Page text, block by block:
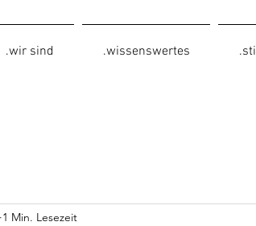
.wir sind .wissenswertes
1 Min. Lesezeit